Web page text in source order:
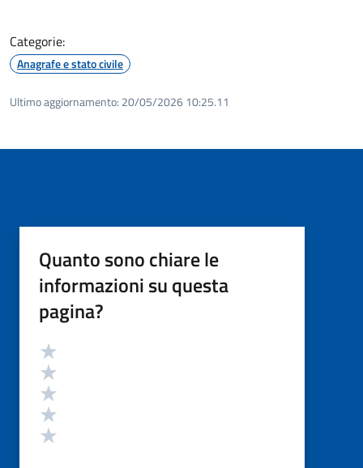
Categorie:
Anagrafe e stato civile
Ultimo aggiornamento: 20/05/2026 10:25.11
Quanto sono chiare le
informazioni su questa
pagina?
Valutazione